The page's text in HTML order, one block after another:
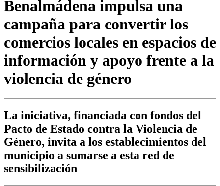
Benalmádena impulsa una
campaña para convertir los
comercios locales en espacios de
información y apoyo frente a la
violencia de género
La iniciativa, financiada con fondos del
Pacto de Estado contra la Violencia de
Género, invita a los establecimientos del
municipio a sumarse a esta red de
sensibilización